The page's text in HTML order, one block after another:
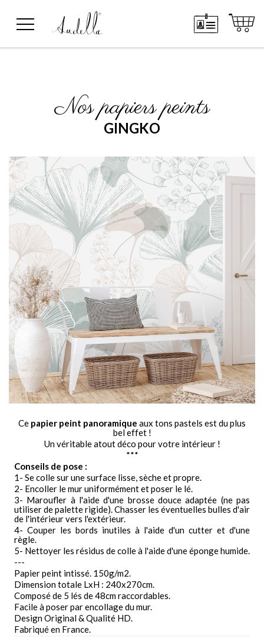
Nos papiers peints
GINGKO
Ce papier peint panoramique aux tons pastels est du plus
bel effet !
Un véritable atout déco pour votre intérieur !
***
Conseils de pose :
1- Se colle sur une surface lisse, sèche et propre.
2- Encoller le mur uniformément et poser le lé.
3- Maroufler à l'aide d'une brosse douce adaptée (ne pas
utiliser de palette rigide). Chasser les éventuelles bulles d'air
de l'intérieur vers l'extérieur.
4- Couper les bords inutiles à l'aide d'un cutter et d'une
règle.
5- Nettoyer les résidus de colle à l'aide d'une éponge humide.
---
Papier peint intissé. 150g/m2.
Dimension totale LxH : 240x270cm.
Composé de 5 lés de 48cm raccordables.
Facile à poser par encollage du mur.
Design Original & Qualité HD.
Fabriqué en France.